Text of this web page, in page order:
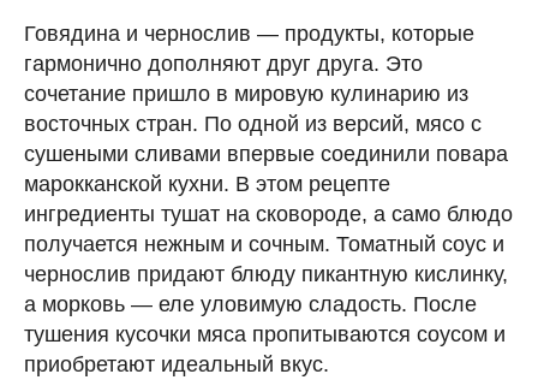
Говядина и чернослив — продукты, которые
гармонично дополняют друг друга. Это
сочетание пришло в мировую кулинарию из
восточных стран. По одной из версий, мясо с
сушеными сливами впервые соединили повара
марокканской кухни. В этом рецепте
ингредиенты тушат на сковороде, а само блюдо
получается нежным и сочным. Томатный соус и
чернослив придают блюду пикантную кислинку,
а морковь — еле уловимую сладость. После
тушения кусочки мяса пропитываются соусом и
приобретают идеальный вкус.